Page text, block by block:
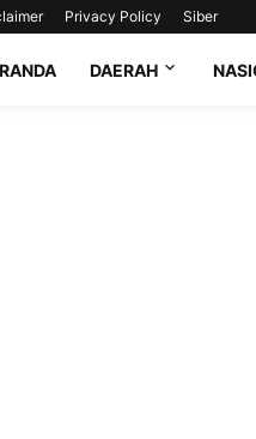
Privacy Policy Siber
DAERAH